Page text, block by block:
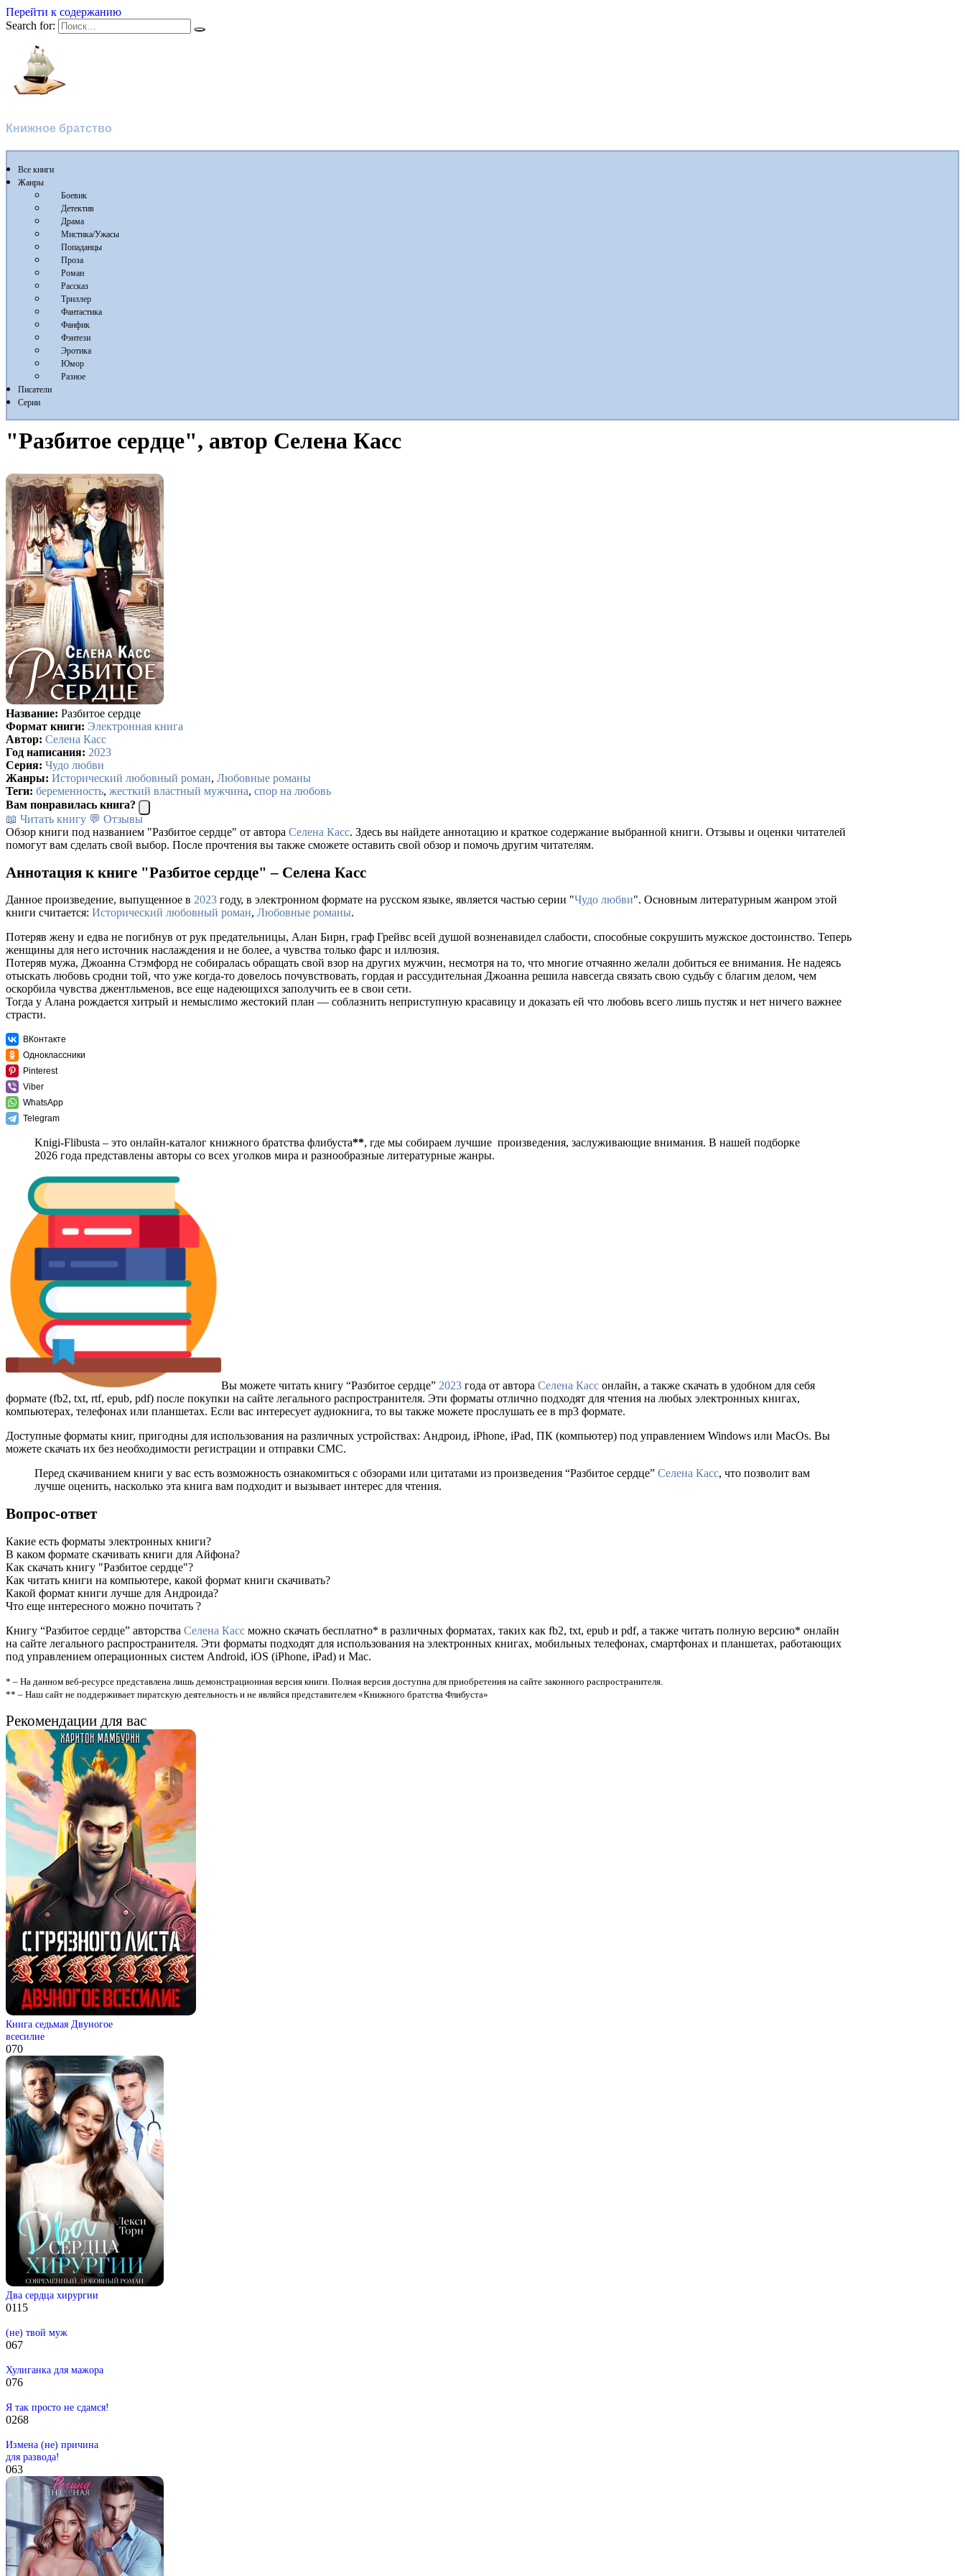
Перейти к содержанию
Search for:
Книжное братство
Все книги
Жанры
Боевик
Детектив
Драма
Мистика/Ужасы
Попаданцы
Проза
Роман
Рассказ
Триллер
Фантастика
Фанфик
Фэнтези
Эротика
Юмор
Разное
Писатели
Серии
"Разбитое сердце", автор Селена Касс
Название: Разбитое сердце
Формат книги: Электронная книга
Автор: Селена Касс
Год написания: 2023
Серия: Чудо любви
Жанры: Исторический любовный роман, Любовные романы
Теги: беременность, жесткий властный мужчина, спор на любовь
Вам понравилась книга?
📖 Читать книгу 💬 Отзывы
Обзор книги под названием "Разбитое сердце" от автора Селена Касс. Здесь вы найдете аннотацию и краткое содержание выбранной книги. Отзывы и оценки читателей
помогут вам сделать свой выбор. После прочтения вы также сможете оставить свой обзор и помочь другим читателям.
Аннотация к книге "Разбитое сердце" – Селена Касс
Данное произведение, выпущенное в 2023 году, в электронном формате на русском языке, является частью серии "Чудо любви". Основным литературным жанром этой
книги считается: Исторический любовный роман, Любовные романы.
Потеряв жену и едва не погибнув от рук предательницы, Алан Бирн, граф Грейвс всей душой возненавидел слабости, способные сокрушить мужское достоинство. Теперь
женщины для него источник наслаждения и не более, а чувства только фарс и иллюзия.
Потеряв мужа, Джоанна Стэмфорд не собиралась обращать свой взор на других мужчин, несмотря на то, что многие отчаянно желали добиться ее внимания. Не надеясь
отыскать любовь сродни той, что уже когда-то довелось почувствовать, гордая и рассудительная Джоанна решила навсегда связать свою судьбу с благим делом, чем
оскорбила чувства джентльменов, все еще надеющихся заполучить ее в свои сети.
Тогда у Алана рождается хитрый и немыслимо жестокий план — соблазнить неприступную красавицу и доказать ей что любовь всего лишь пустяк и нет ничего важнее
страсти.
ВКонтакте
Одноклассники
Pinterest
Viber
WhatsApp
Telegram
Knigi-Flibusta – это онлайн-каталог книжного братства флибуста**, где мы собираем лучшие произведения, заслуживающие внимания. В нашей подборке
2026 года представлены авторы со всех уголков мира и разнообразные литературные жанры.
Вы можете читать книгу “Разбитое сердце” 2023 года от автора Селена Касс онлайн, а также скачать в удобном для себя
формате (fb2, txt, rtf, epub, pdf) после покупки на сайте легального распространителя. Эти форматы отлично подходят для чтения на любых электронных книгах,
компьютерах, телефонах или планшетах. Если вас интересует аудиокнига, то вы также можете прослушать ее в mp3 формате.
Доступные форматы книг, пригодны для использования на различных устройствах: Андроид, iPhone, iPad, ПК (компьютер) под управлением Windows или MacOs. Вы
можете скачать их без необходимости регистрации и отправки СМС.
Перед скачиванием книги у вас есть возможность ознакомиться с обзорами или цитатами из произведения “Разбитое сердце” Селена Касс, что позволит вам
лучше оценить, насколько эта книга вам подходит и вызывает интерес для чтения.
Вопрос-ответ
Какие есть форматы электронных книги?
В каком формате скачивать книги для Айфона?
Как скачать книгу "Разбитое сердце"?
Как читать книги на компьютере, какой формат книги скачивать?
Какой формат книги лучше для Андроида?
Что еще интересного можно почитать ?
Книгу “Разбитое сердце” авторства Селена Касс можно скачать бесплатно* в различных форматах, таких как fb2, txt, epub и pdf, а также читать полную версию* онлайн
на сайте легального распространителя. Эти форматы подходят для использования на электронных книгах, мобильных телефонах, смартфонах и планшетах, работающих
под управлением операционных систем Android, iOS (iPhone, iPad) и Mac.
* – На данном веб-ресурсе представлена лишь демонстрационная версия книги. Полная версия доступна для приобретения на сайте законного распространителя.
** – Наш сайт не поддерживает пиратскую деятельность и не являйся представителем «Книжного братства Флибуста»
Рекомендации для вас
Книга седьмая Двуногое
всесилие
070
Два сердца хирургии
0115
(не) твой муж
067
Хулиганка для мажора
076
Я так просто не сдамся!
0268
Измена (не) причина
для развода!
063